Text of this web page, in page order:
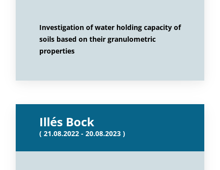
Investigation of water holding capacity of
soils based on their granulometric
properties
Illés Bock
( 21.08.2022 - 20.08.2023 )